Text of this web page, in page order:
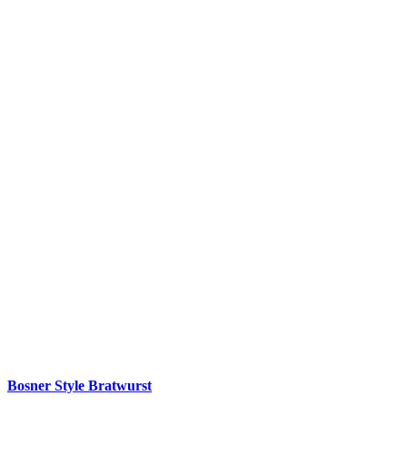
Bosner Style Bratwurst